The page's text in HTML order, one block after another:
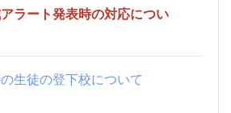
ラート発表時の対応につい
生徒の登下校について